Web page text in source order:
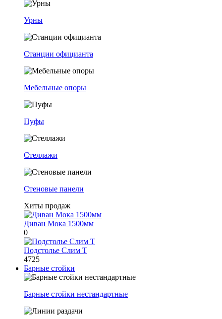
Урны
Станции официанта
Мебельные опоры
Пуфы
Стеллажи
Стеновые панели
Хиты продаж
Диван Мока 1500мм
0
Подстолье Слим Т
4725
Барные стойки
Барные стойки нестандартные